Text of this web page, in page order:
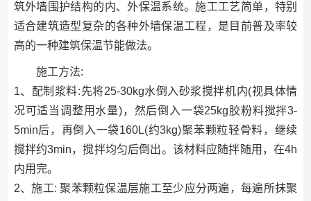
筑外墙围护结构的内、外保温系统。施工工艺简单，特别
适合建筑造型复杂的各种外墙保温工程，是目前普及率较
高的一种建筑保温节能做法。
施工方法:
1、配制浆料:先将25-30kg水倒入砂浆搅拌机内(视具体情
况可适当调整用水量)，然后倒入一袋25kg胶粉料搅拌3-
5min后，再倒入一袋160L(约3kg)聚苯颗粒轻骨料，继续
搅拌约3min，搅拌均匀后倒出。该材料应随拌随用，在4h
内用完。
2、施工: 聚苯颗粒保温层施工至少应分两遍，每遍所抹聚